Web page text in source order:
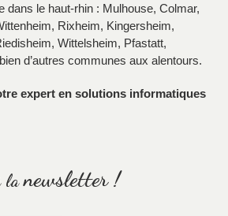
dans le haut-rhin : Mulhouse, Colmar,
Rixheim, Kingersheim,
Wittelsheim, Pfastatt,
d’autres communes aux alentours.
expert en solutions informatiques
lanewsletter !